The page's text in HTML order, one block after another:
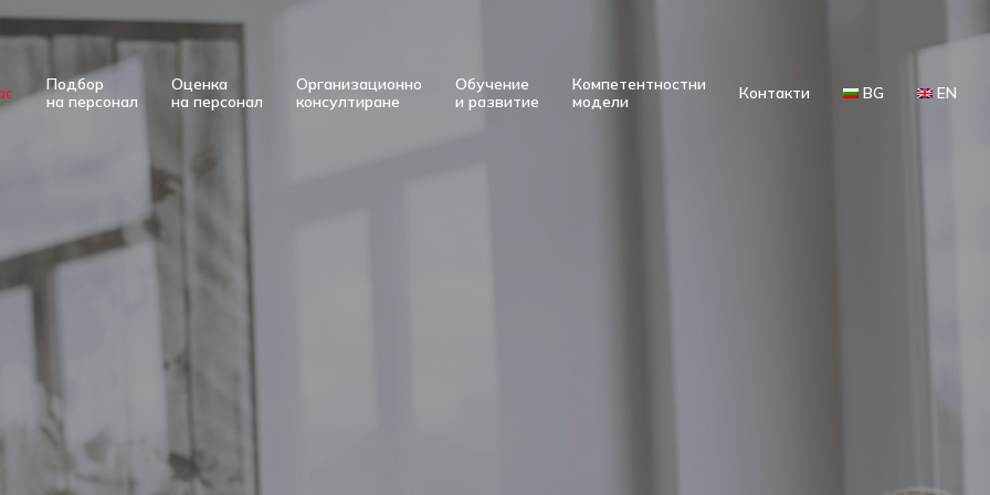
Подбор
на персонал
Оценка
на персонал
Организационно
консултиране
Обучение
и развитие
Компетентностни
модели
Контакти BG EN